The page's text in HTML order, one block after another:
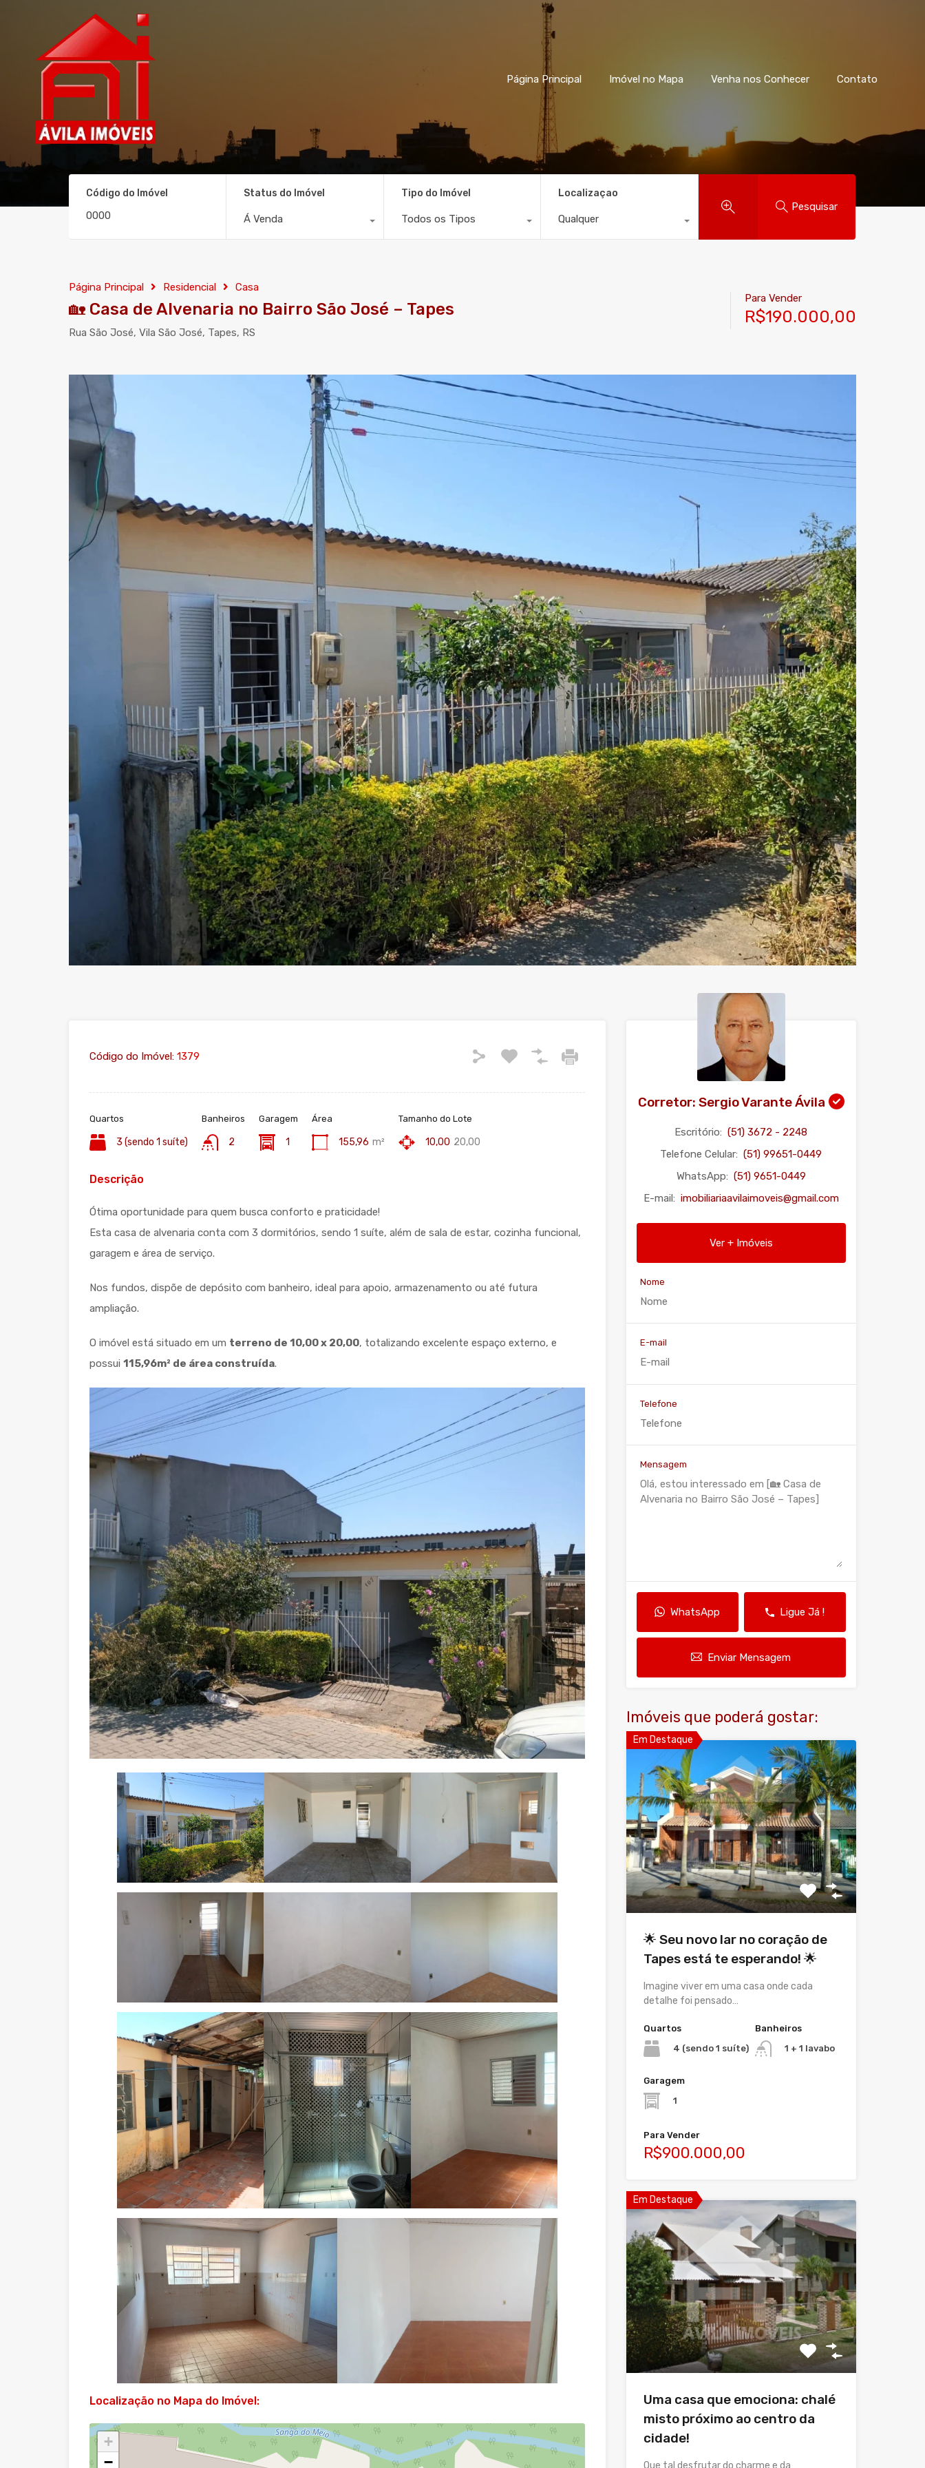
Página Principal Imóvel no Mapa Venha nos Conhecer Contato
Código do Imóvel Status do Imóvel
Á Venda
Tipo do Imóvel
Todos os Tipos
Localizaçao
Qualquer
Pesquisar
Página Principal Residencial Casa
🏡 Casa de Alvenaria no Bairro São José – Tapes
Rua São José, Vila São José, Tapes, RS
Para Vender
R$190.000,00
Código do Imóvel: 1379
Quartos
3 (sendo 1 suíte)
Banheiros
2
Garagem
1
Área
155,96 m²
Tamanho do Lote
10,00 20,00
Descrição
Ótima oportunidade para quem busca conforto e praticidade!
Esta casa de alvenaria conta com 3 dormitórios, sendo 1 suíte, além de sala de estar, cozinha funcional,
garagem e área de serviço.
Nos fundos, dispõe de depósito com banheiro, ideal para apoio, armazenamento ou até futura
ampliação.
O imóvel está situado em um terreno de 10,00 x 20,00, totalizando excelente espaço externo, e
possui 115,96m² de área construída.
Localização no Mapa do Imóvel:
+
−
Corretor: Sergio Varante Ávila
Escritório: (51) 3672 - 2248
Telefone Celular: (51) 99651-0449
WhatsApp: (51) 9651-0449
E-mail: imobiliariaavilaimoveis@gmail.com
Ver + Imóveis
Nome
E-mail
Telefone
Mensagem
WhatsApp Ligue Já !
Enviar Mensagem
Imóveis que poderá gostar:
Em Destaque
🌟 Seu novo lar no coração de
Tapes está te esperando! 🌟
Imagine viver em uma casa onde cada
detalhe foi pensado…
Quartos
4 (sendo 1 suíte)
Banheiros
1 + 1 lavabo
Garagem
1
Para Vender
R$900.000,00
Em Destaque
Uma casa que emociona: chalé
misto próximo ao centro da
cidade!
Que tal desfrutar do charme e da